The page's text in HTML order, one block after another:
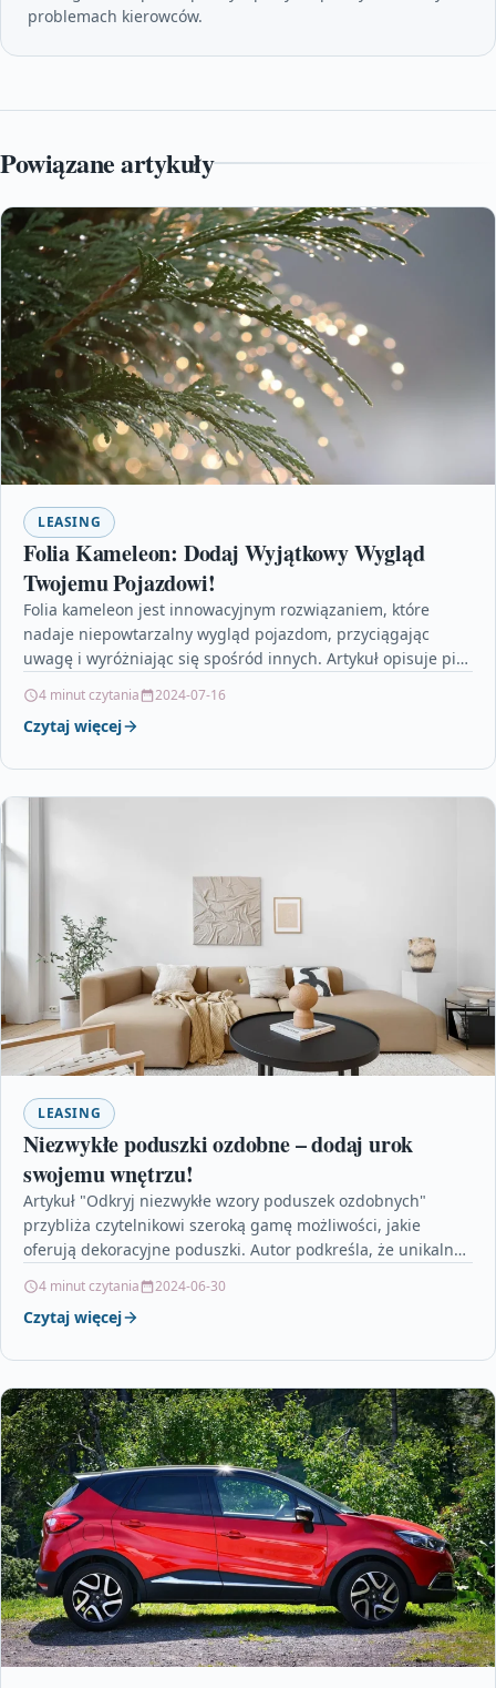
problemach kierowców.
Powiązane artykuły
LEASING
Folia Kameleon: Dodaj Wyjątkowy Wygląd
Twojemu Pojazdowi!
Folia kameleon jest innowacyjnym rozwiązaniem, które
nadaje niepowtarzalny wygląd pojazdom, przyciągając
uwagę i wyróżniając się spośród innych. Artykuł opisuje pięć
4 minut czytania 2024-07-16
Czytaj więcej
LEASING
Niezwykłe poduszki ozdobne – dodaj urok
swojemu wnętrzu!
Artykuł "Odkryj niezwykłe wzory poduszek ozdobnych"
przybliża czytelnikowi szeroką gamę możliwości, jakie
oferują dekoracyjne poduszki. Autor podkreśla, że unikalne
4 minut czytania 2024-06-30
Czytaj więcej